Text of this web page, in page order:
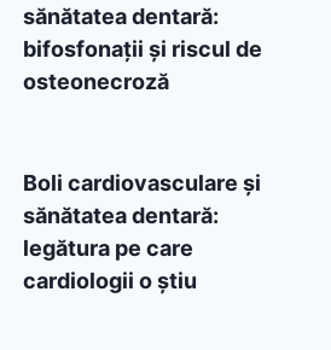
sănătatea dentară:
bifosfonații și riscul de
osteonecroză
Boli cardiovasculare și
sănătatea dentară:
legătura pe care
cardiologii o știu